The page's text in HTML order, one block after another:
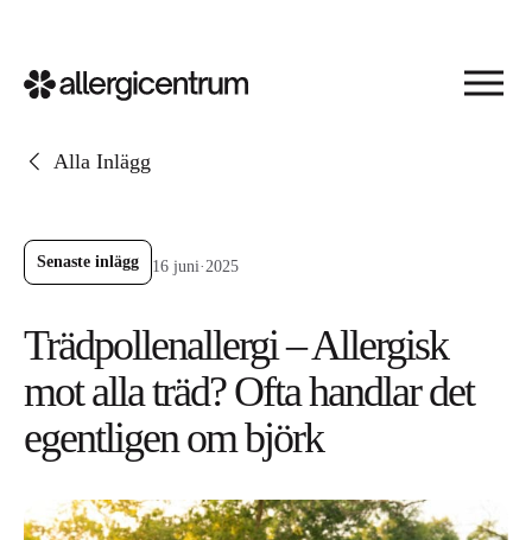
Alla Inlägg
Senaste inlägg 16 juni· 2025
Trädpollenallergi – Allergisk
mot alla träd? Ofta handlar det
egentligen om björk